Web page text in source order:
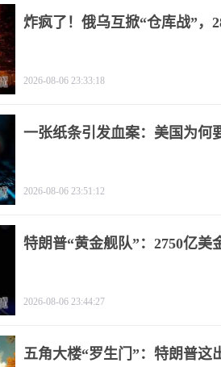
炸疯了！俄乌互掀“仓库战”，
2026-08-06 23:33:18
一张纸条引发血案：美国为何
2026-08-06 23:51:12
特朗普“黄金舰队”：2750亿美
2026-08-06 23:44:27
五角大楼“罗生门”：特朗普这